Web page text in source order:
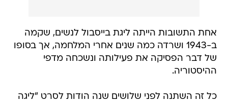
אחת התשובות הייתה ליגת בייסבול לנשים, שקמה
ב-1943 ושרדה כמה שנים אחרי המלחמה, אך בסופו
של דבר הפסיקה את פעילותה ונשכחה מדפי
ההיסטוריה.
כל זה השתנה לפני שלושים שנה הודות לסרט "ליגה